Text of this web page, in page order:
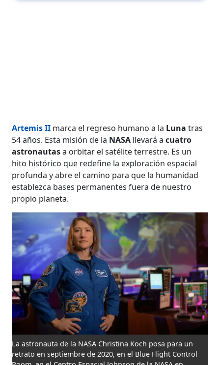
Artemis II marca el regreso humano a la Luna tras
54 años. Esta misión de la NASA llevará acuatro
astronautasa orbitar el satélite terrestre. Es un
hito histórico que redefine la exploración espacial
profunda y abre el camino para que la humanidad
establezca bases permanentes fuera de nuestro
propio planeta.
La astronauta de la NASA Christina Koch posa para un
retrato en septiembre de 2020, en el Blue Flight Control